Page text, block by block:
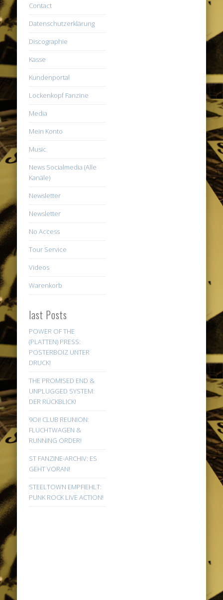
Contact
Datenschutzerklärung
Discographie
Kasse
Kundenportal
Lockenkopf Fanzine
Media
Mein Konto
Music
News Socialmedia (Alle
Kanäle)
Newsletter
Newsletter
No Access
Tour Service
Videos
Warenkorb
last Posts
POWER OF THE
(PLATTEN) PRESS:
POSTERBOIZ UNTER
DRUCK!
THE PROMISED END &
UNPLUGGED SYSTEM:
DER RÜCKBLICK!
9Oi! CLUB REUNION:
FLUCHTWAGEN &
RUNNING ORDER!
ST FANZINE-ARCHIV: ES
GEHT VORAN!
STEELTOWN EMPFIEHLT:
PUNK ROCK LIVE ACTION!